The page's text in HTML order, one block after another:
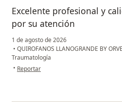
Excelente profesional y
por su atención
1 de agosto de 2026
• QUIROFANOS LLANOGRANDE BY ORVE
Traumatología
• en opinión del usuario Clara Elena
Reportar